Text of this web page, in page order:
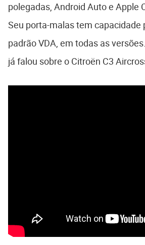
polegadas, Android Auto e Apple
Seu porta-malas tem capacidade
padrão VDA, em todas as
já falou sobre o Citroën C3